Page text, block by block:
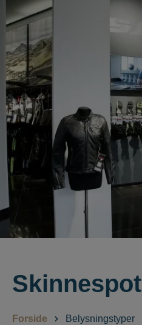
Skinnespot
Forside Belysningstyper